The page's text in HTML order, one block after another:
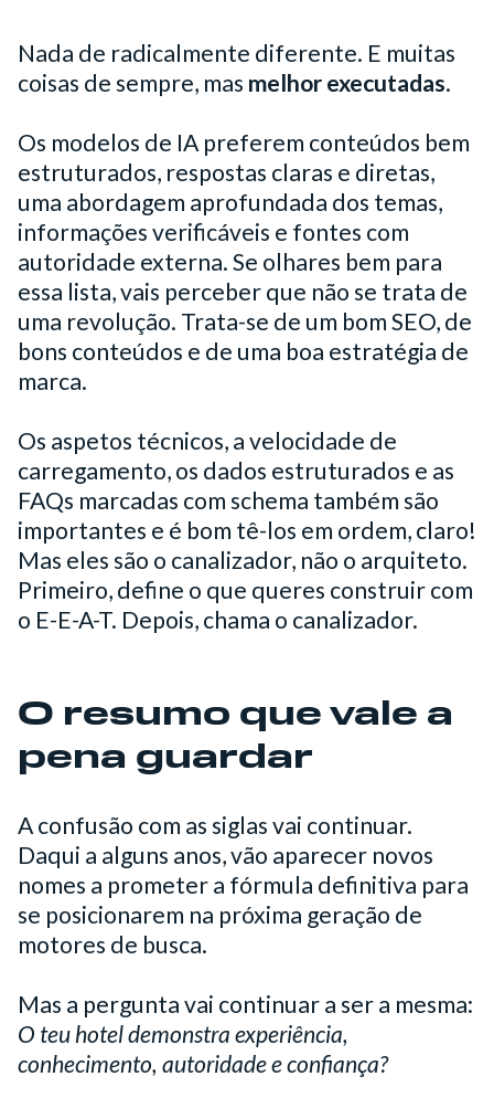
Nada de radicalmente diferente. E muitas
coisas de sempre, mas melhor executadas.
Os modelos de IA preferem conteúdos bem
estruturados, respostas claras e diretas,
uma abordagem aprofundada dos temas,
informações verificáveis e fontes com
autoridade externa. Se olhares bem para
essa lista, vais perceber que não se trata de
uma revolução. Trata-se de um bom SEO, de
bons conteúdos e de uma boa estratégia de
marca.
Os aspetos técnicos, a velocidade de
carregamento, os dados estruturados e as
FAQs marcadas com schema também são
importantes e é bom tê-los em ordem, claro!
Mas eles são o canalizador, não o arquiteto.
Primeiro, define o que queres construir com
o E-E-A-T. Depois, chama o canalizador.
O resumo que vale a
pena guardar
A confusão com as siglas vai continuar.
Daqui a alguns anos, vão aparecer novos
nomes a prometer a fórmula definitiva para
se posicionarem na próxima geração de
motores de busca.
Mas a pergunta vai continuar a ser a mesma:
O teu hotel demonstra experiência,
conhecimento, autoridade e confiança?